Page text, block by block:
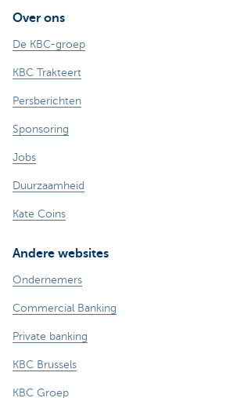
Over ons
De KBC-groep
KBC Trakteert
Persberichten
Sponsoring
Jobs
Duurzaamheid
Kate Coins
Andere websites
Ondernemers
Commercial Banking
Private banking
KBC Brussels
KBC Groep